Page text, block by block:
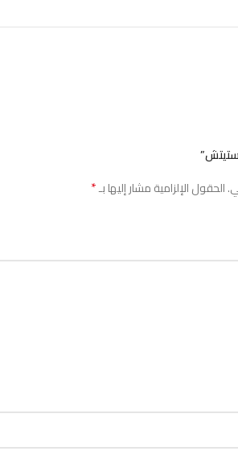
الحقول الإلزامية مشار إليها بـ*